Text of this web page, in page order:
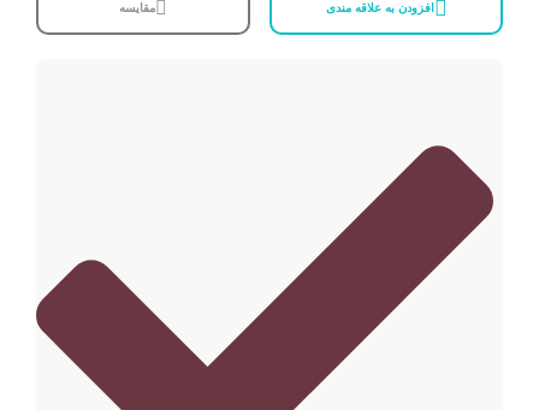
افزودن به علاقه مندی مقایسه